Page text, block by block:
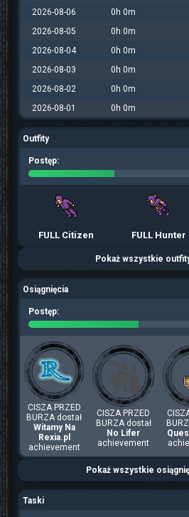
2026-08-06
0h 0m
2026-08-05
0h 0m
2026-08-04
0h 0m
2026-08-03
0h 0m
2026-08-02
0h 0m
2026-08-01
0h 0m
Outfity
Postęp:
FULL Citizen FULL Hunter
Pokaż wszystkie
Osiągnięcia
Postęp:
CISZA PRZED
BURZA dostał
Witamy Na
Rexia.pl
achievement
CISZA PRZED
BURZA dostał
No Lifer
achievement
Pokaż wszystkie
Taski